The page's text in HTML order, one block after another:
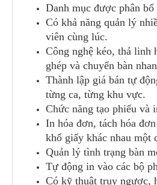
Danh mục được phân
Có khả năng quản lý
viên cùng lúc.
Công nghệ kéo, thả linh
ghép và chuyển bàn
Thành lập giá bán tự
từng ca, từng khu vực.
Chức năng tạo phiếu và
In hóa đơn, tách hóa
khổ giấy khác nhau một
Quản lý tình trạng bàn
Tự động in vào các bộ
Có kỹ thuật truy ngược,